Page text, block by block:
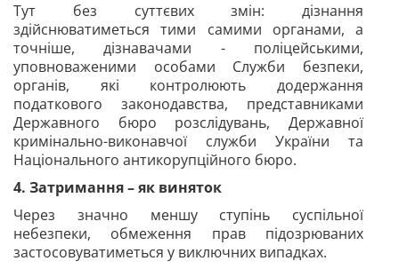
Тут без суттєвих змін: дізнання
здійснюватиметься тими самими органами, а
точніше, дізнавачами - поліцейськими,
уповноваженими особами Служби безпеки,
органів, які контролюють додержання
податкового законодавства, представниками
Державного бюро розслідувань, Державної
кримінально-виконавчої служби України та
Національного антикорупційного бюро.
4. Затримання – як виняток
Через значно меншу ступінь суспільної
небезпеки, обмеження прав підозрюваних
застосовуватиметься у виключних випадках.